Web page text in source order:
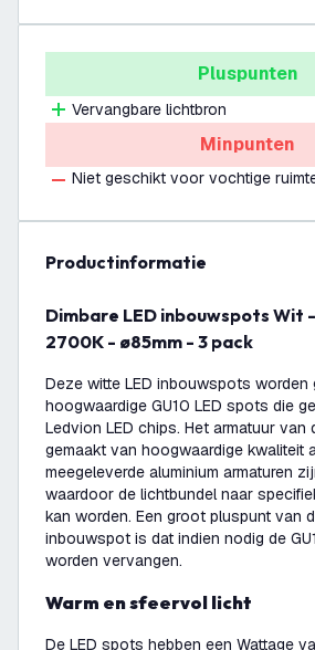
Pluspunten
Vervangbare lichtbron
Minpunten
Niet geschikt voor vochtige
productinformatie
Dimbare LED inbouwspots Wit - Rio - 3W -
2700K - ø85mm - 3 pack
Deze witte LED inbouwspots worden
hoogwaardige GU10 LED spots die
Ledvion LED chips. Het armatuur
gemaakt van hoogwaardige kwaliteit
meegeleverde aluminium armaturen
waardoor de lichtbundel naar
kan worden. Een groot pluspunt van
inbouwspot is dat indien nodig de
worden vervangen.
Warm en sfeervol licht
De LED spots hebben een Wattage